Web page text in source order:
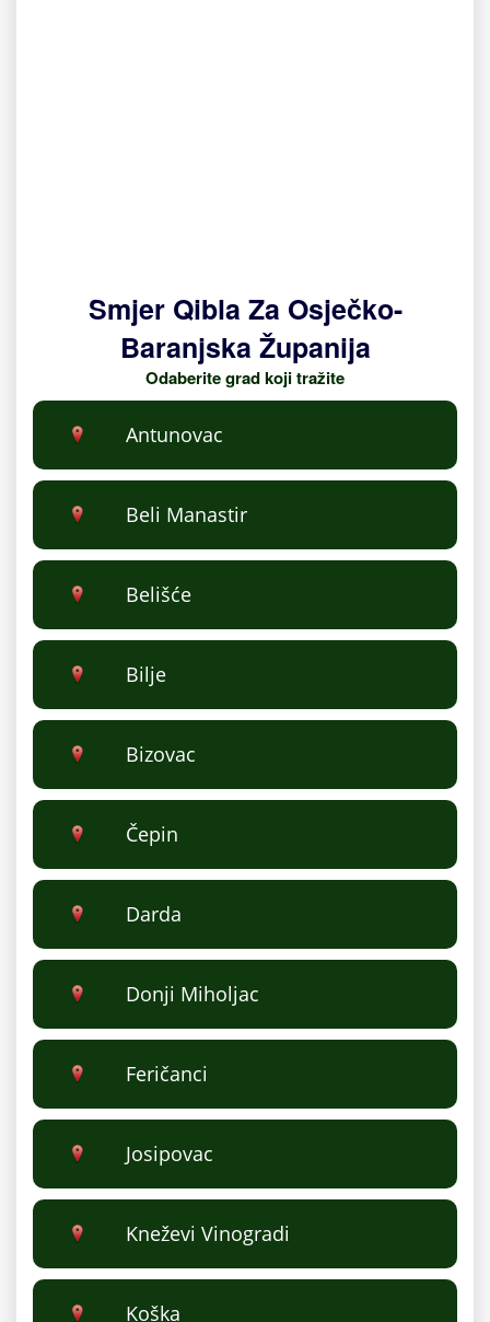
Smjer Qibla Za Osječko-
Baranjska Županija
Odaberite grad koji tražite
Antunovac
Beli Manastir
Belišće
Bilje
Bizovac
Čepin
Darda
Donji Miholjac
Feričanci
Josipovac
Kneževi Vinogradi
Koška